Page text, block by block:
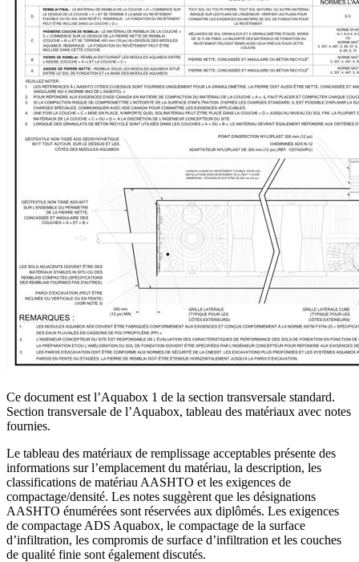
Ce document est l’Aquabox 1 de la section transversale standard.
Section transversale de l’Aquabox, tableau des matériaux avec notes
fournies.
Le tableau des matériaux de remplissage acceptables présente des
informations sur l’emplacement du matériau, la description, les
classifications de matériau AASHTO et les exigences de
compactage/densité. Les notes suggèrent que les désignations
AASHTO énumérées sont réservées aux diplômés. Les exigences
de compactage ADS Aquabox, le compactage de la surface
d’infiltration, les compromis de surface d’infiltration et les couches
de qualité finie sont également discutés.